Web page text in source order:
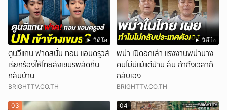
วิดีโอ
ตูนวีแกน ฟาดสนั่น ทอม แอนดรูวส์
เรียกร้องให้ไทยส่งเขมรพลัดถิ่น
กลับบ้าน
BRIGHTTV.CO.TH
วิดีโอ
พม่า เปิดอกเล่า แรงงานพม่าบาง
คนไม่มีแม้แต่บ้าน ลั่น ถ้าถึงเวลาก็
กลับเอง
BRIGHTTV.CO.TH
03 04